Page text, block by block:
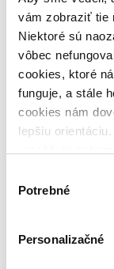
vám zobraziť tie
Niektoré sú
vôbec
cookies, ktoré
funguje, a stále
cookies nám
lepšiu
keby sme mohli
súhlasu
Potrebné
Personalizačné
Blu-ray film
13,30 €
Na sklade 1 ks
Tento film
posledné
Dodanie
Pridať do
Vložiť do